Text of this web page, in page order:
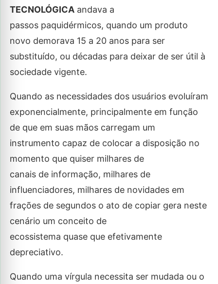
TECNOLÓGICA andava a
passos paquidérmicos, quando um produto
novo demorava 15 a 20 anos para ser
substituído, ou décadas para deixar de ser útil à
sociedade vigente.
Quando as necessidades dos usuários evoluíram
exponencialmente, principalmente em função
de que em suas mãos carregam um
instrumento capaz de colocar a disposição no
momento que quiser milhares de
canais de informação, milhares de
influenciadores, milhares de novidades em
frações de segundos o ato de copiar gera neste
cenário um conceito de
ecossistema quase que efetivamente
depreciativo.
Quando uma vírgula necessita ser mudada ou o